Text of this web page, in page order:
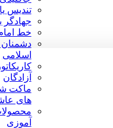
تندیس
خط
اسلامی
کاریکاتور
آزادگان
ماکت
های
آموزی